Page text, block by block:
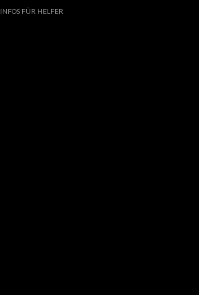
INFOS FÜR HELFER